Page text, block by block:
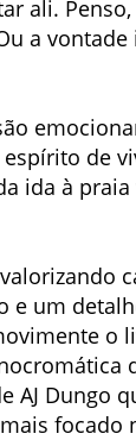
ali.
a
de
ida à praia
e um
o
AJ Dungo
focado